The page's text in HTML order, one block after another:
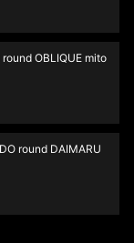
round OBLIQUE mito
round DAIMARU